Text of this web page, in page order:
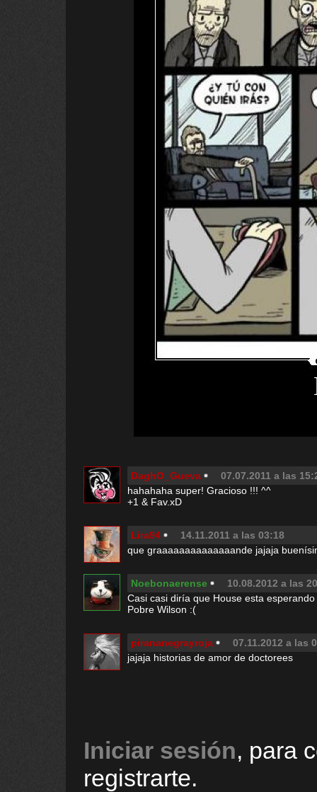
DaghO_Gueva
07.07.2011 a las
hahahaha super! Gracioso !!! ^^
+1 & Fav.xD
Lira94
14.11.2011 a las 03:18
que graaaaaaaaaaaaaande jajaja
Noebonaerense
10.08.2012 a las
Casi casi diría que House esta
Pobre Wilson :(
pirananegrayroja
07.11.2012 a las
jajaja historias de amor de doctorees
Iniciar sesión, para
registrarte.